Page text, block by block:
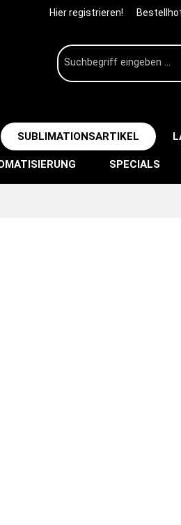
Hier registrieren!
SUBLIMATIONSARTIKEL
SPECIALS